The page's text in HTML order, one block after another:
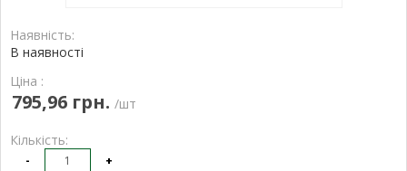
Наявність:
В наявності
Ціна :
795,96 грн. /шт
Кількість:
- +